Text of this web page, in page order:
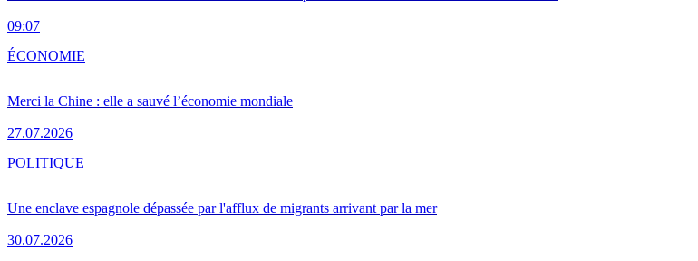
09:07
Merci la Chine : elle a sauvé l’économie mondiale
27.07.2026
ÉCONOMIE
Une enclave espagnole dépassée par l'afflux de migrants arrivant par la mer
30.07.2026
POLITIQUE